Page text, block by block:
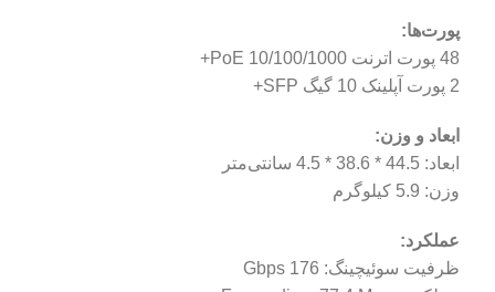
پورت‌ها:
48 پورت اترنت 10/100/1000 PoE+
2 پورت آپلینک 10 گیگ SFP+
ابعاد و وزن:
ابعاد: 44.5 * 38.6 * 4.5 سانتی‌متر
وزن: 5.9 کیلوگرم
عملکرد:
ظرفیت سوئیچینگ: 176 Gbps